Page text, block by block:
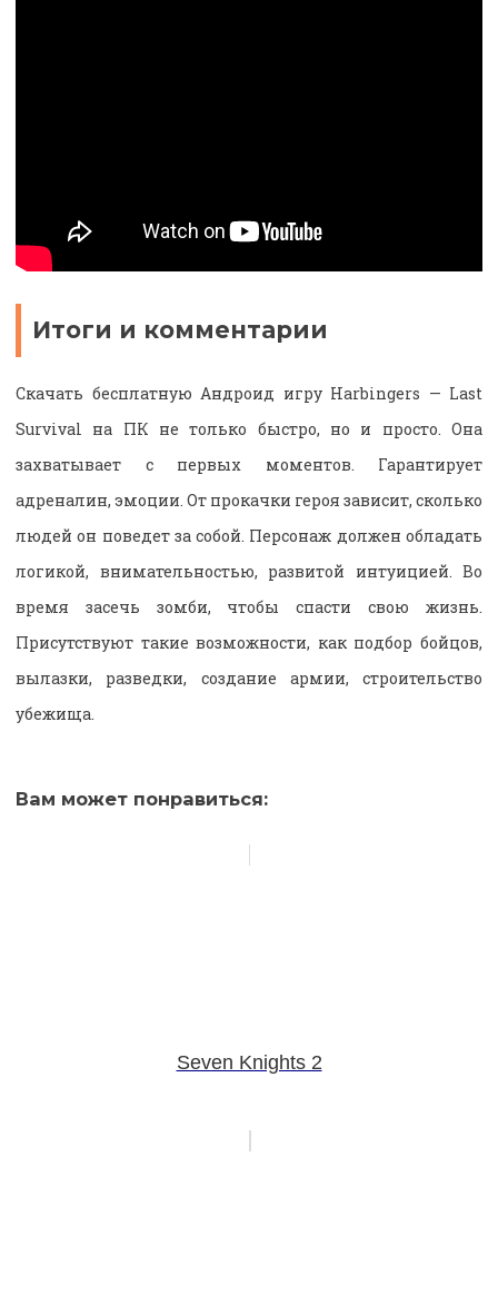
Итоги и комментарии
Скачать бесплатную Андроид игру Harbingers — Last
Survival на ПК не только быстро, но и просто. Она
захватывает с первых моментов. Гарантирует
адреналин, эмоции. От прокачки героя зависит, сколько
людей он поведет за собой. Персонаж должен обладать
логикой, внимательностью, развитой интуицией. Во
время засечь зомби, чтобы спасти свою жизнь.
Присутствуют такие возможности, как подбор бойцов,
вылазки, разведки, создание армии, строительство
убежища.
Вам может понравиться:
Seven Knights 2